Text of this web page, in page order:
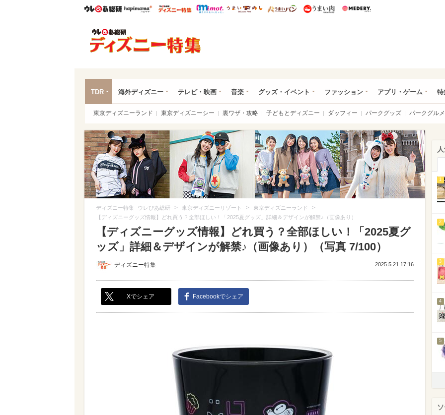
ウレぴあ総研ハピママ* ウレぴあ総研 ディズニー特集
mimot. うまいめし うまいパン うまい肉
TDR 海外ディズニー テレビ・映画 音楽 グッズ・イベント ファッション アプリ・ゲーム 特
東京ディズニーランド 東京ディズニーシー 裏ワザ・攻略 子どもとディズニー ダッフィー パークグッズ パークグルメ
ディズニー特集 -ウレぴあ総研 > 東京ディズニーリゾート > 東京ディズニーランド >
【ディズニーグッズ情報】どれ買う？全部ほしい！「2025夏グッズ」詳細＆デザインが解禁♪（画像あり）
【ディズニーグッズ情報】どれ買う？全部ほしい！「2025夏グ
ッズ」詳細＆デザインが解禁♪（画像あり）（写真 7/100）
ディズニー特集 2025.5.21 17:16
Xでシェア Facebookでシェア
1
2
3
4
5